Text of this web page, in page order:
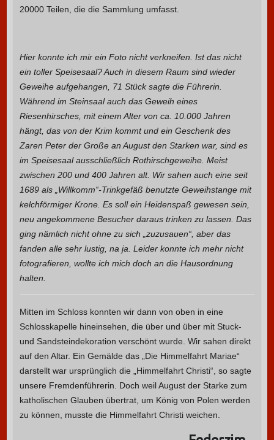
20000 Teilen, die die Sammlung umfasst.
Hier konnte ich mir ein Foto nicht verkneifen. Ist das nicht
ein toller Speisesaal? Auch in diesem Raum sind wieder
Geweihe aufgehangen, 71 Stück sagte die Führerin.
Während im Steinsaal auch das Geweih eines
Riesenhirsches, mit einem Alter von ca. 10.000 Jahren
hängt, das von der Krim kommt und ein Geschenk des
Zaren Peter der Große an August den Starken war, sind es
im Speisesaal ausschließlich Rothirschgeweihe. Meist
zwischen 200 und 400 Jahren alt. Wir sahen auch eine seit
1689 als „Willkomm“-Trinkgefäß benutzte Geweihstange mit
kelchförmiger Krone. Es soll ein Heidenspaß gewesen sein,
neu angekommene Besucher daraus trinken zu lassen. Das
ging nämlich nicht ohne zu sich „zuzusauen“, aber das
fanden alle sehr lustig, na ja. Leider konnte ich mehr nicht
fotografieren, wollte ich mich doch an die Hausordnung
halten.
Mitten im Schloss konnten wir dann von oben in eine
Schlosskapelle hineinsehen, die über und über mit Stuck-
und Sandsteindekoration verschönt wurde. Wir sahen direkt
auf den Altar. Ein Gemälde das „Die Himmelfahrt Mariae“
darstellt war ursprünglich die „Himmelfahrt Christi“, so sagte
unsere Fremdenführerin. Doch weil August der Starke zum
katholischen Glauben übertrat, um König von Polen werden
zu können, musste die Himmelfahrt Christi weichen.